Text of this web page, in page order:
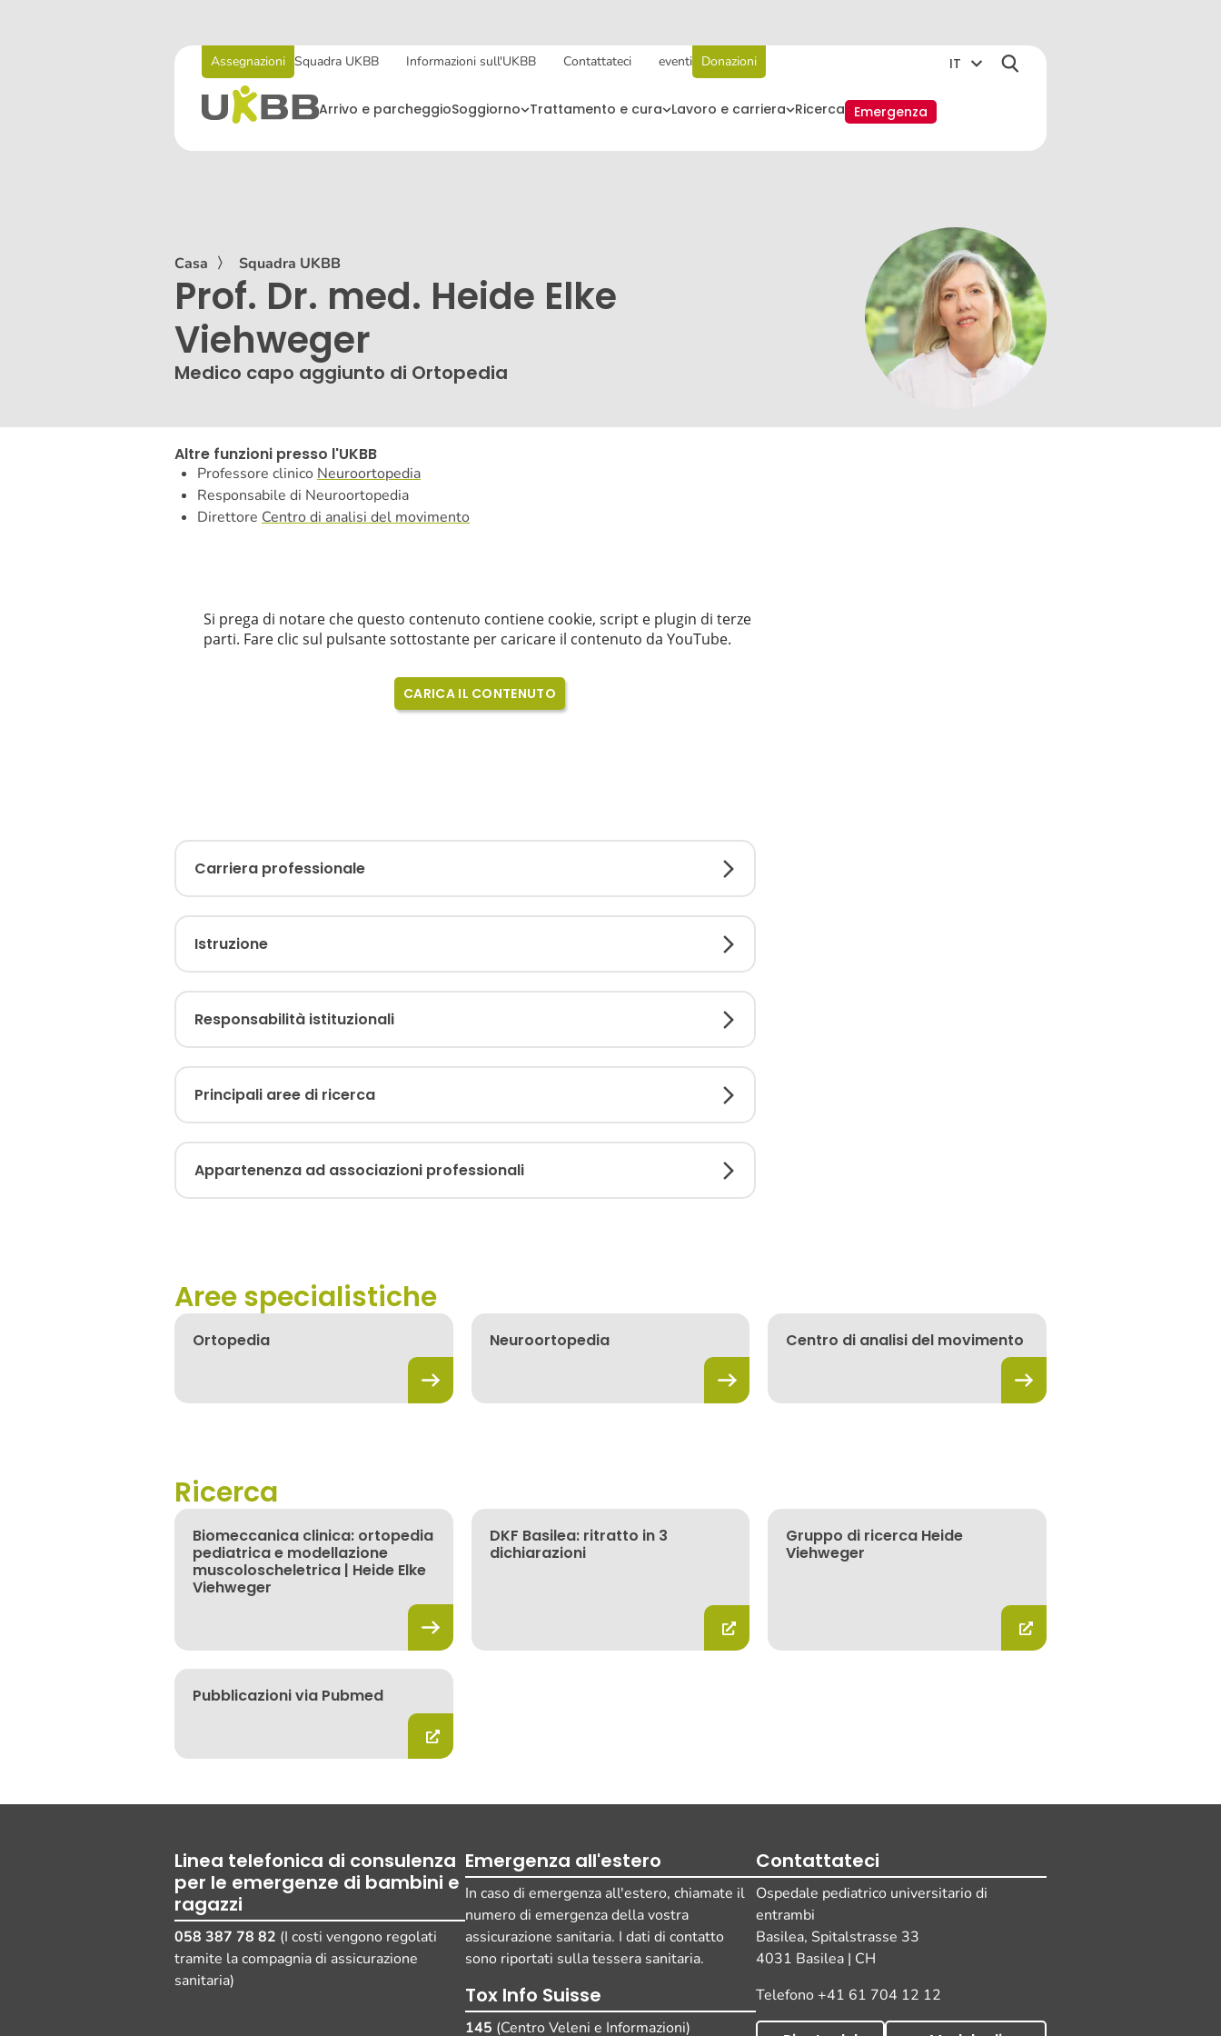
Assegnazioni Squadra UKBB Informazioni sull'UKBB Contattateci eventi Donazioni IT
Arrivo e parcheggioSoggiorno Trattamento e cura Lavoro e carriera Ricerca Emergenza
Casa 〉 Squadra UKBB
Prof. Dr. med. Heide Elke
Viehweger
Medico capo aggiunto di Ortopedia
Altre funzioni presso l'UKBB
Professore clinico Neuroortopedia
Responsabile di Neuroortopedia
Direttore Centro di analisi del movimento
Carriera professionale
Istruzione
Responsabilità istituzionali
Principali aree di ricerca
Appartenenza ad associazioni professionali
Aree specialistiche
Ortopedia Neuroortopedia Centro di analisi del movimento
Ricerca
Biomeccanica clinica: ortopedia
pediatrica e modellazione
muscoloscheletrica | Heide Elke
Viehweger
DKF Basilea: ritratto in 3
dichiarazioni
Gruppo di ricerca Heide
Viehweger
Pubblicazioni via Pubmed
Linea telefonica di consulenza
per le emergenze di bambini e
ragazzi
058 387 78 82 (I costi vengono regolati
tramite la compagnia di assicurazione
sanitaria)
Emergenza all'estero
In caso di emergenza all'estero, chiamate il
numero di emergenza della vostra
assicurazione sanitaria. I dati di contatto
sono riportati sulla tessera sanitaria.
Tox Info Suisse
145 (Centro Veleni e Informazioni)
Contattateci
Ospedale pediatrico universitario di
entrambi
Basilea, Spitalstrasse 33
4031 Basilea | CH
Telefono +41 61 704 12 12